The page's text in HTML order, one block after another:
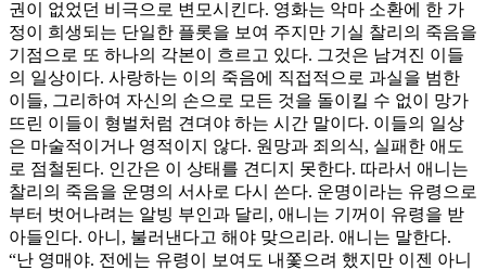
권이 없었던 비극으로 변모시킨다. 영화는 악마 소환에 한 가
정이 희생되는 단일한 플롯을 보여 주지만 기실 찰리의 죽음을
기점으로 또 하나의 각본이 흐르고 있다. 그것은 남겨진 이들
의 일상이다. 사랑하는 이의 죽음에 직접적으로 과실을 범한
이들, 그리하여 자신의 손으로 모든 것을 돌이킬 수 없이 망가
뜨린 이들이 형벌처럼 견뎌야 하는 시간 말이다. 이들의 일상
은 마술적이거나 영적이지 않다. 원망과 죄의식, 실패한 애도
로 점철된다. 인간은 이 상태를 견디지 못한다. 따라서 애니는
찰리의 죽음을 운명의 서사로 다시 쓴다. 운명이라는 유령으로
부터 벗어나려는 알빙 부인과 달리, 애니는 기꺼이 유령을 받
아들인다. 아니, 불러낸다고 해야 맞으리라. 애니는 말한다.
“난 영매야. 전에는 유령이 보여도 내쫓으려 했지만 이젠 아니